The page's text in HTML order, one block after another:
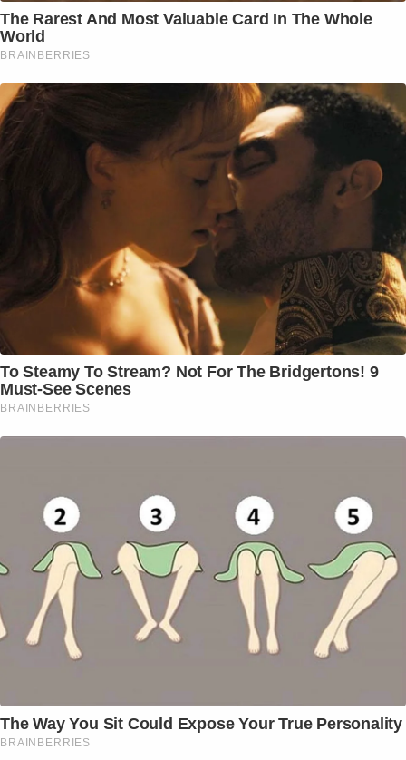
The Rarest And Most Valuable Card In The Whole
World
BRAINBERRIES
To Steamy To Stream? Not For The Bridgertons! 9
Must-See Scenes
BRAINBERRIES
The Way You Sit Could Expose Your True Personality
BRAINBERRIES